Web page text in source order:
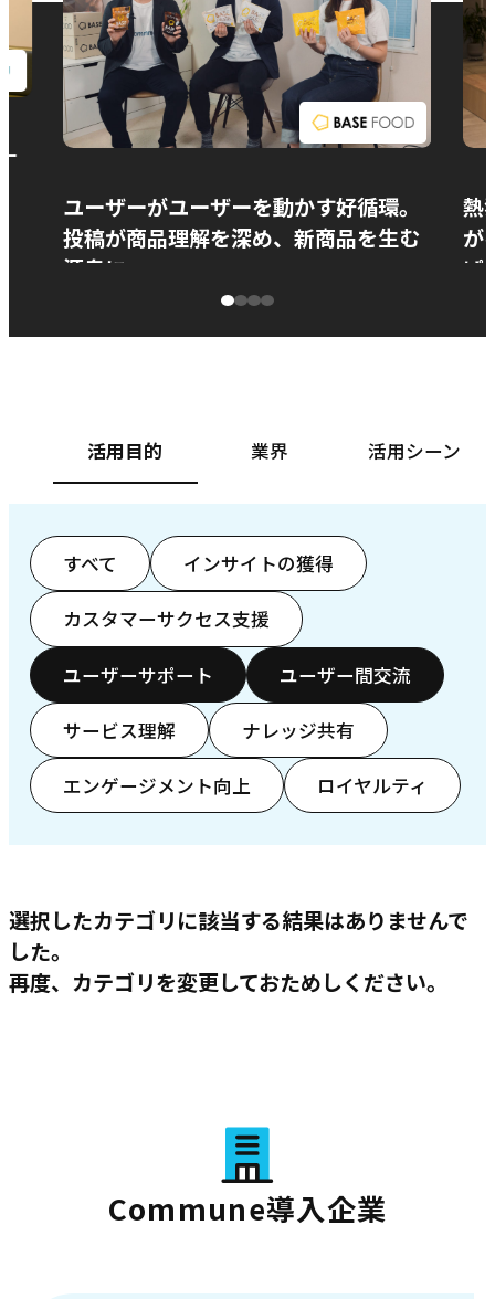
ユーザーがユーザーを動かす好循環。
投稿が商品理解を深め、新商品を生む
源泉に
熱
が
ぱ
活用目的 業界 活用シーン
すべて インサイトの獲得
カスタマーサクセス支援
ユーザーサポート ユーザー間交流
サービス理解 ナレッジ共有
エンゲージメント向上 ロイヤルティ
選択したカテゴリに該当する結果はありませんで
した。
再度、カテゴリを変更しておためしください。
Commune導入企業